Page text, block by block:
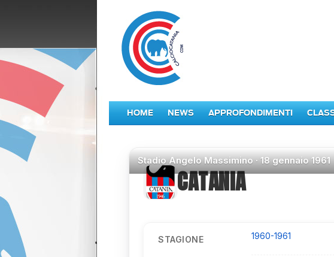
HOME NEWS APPROFONDIMENTI
StadioAngelo Massimino ·18 gennaio 1961
CATANIA
STAGIONE 1960-1961